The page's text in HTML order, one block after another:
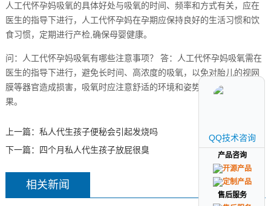
人工代怀孕妈吸氧的具体好处与吸氧的时间、频率和方式有关，应在
医生的指导下进行，人工代怀孕妈在孕期应保持良好的生活习惯和饮
食习惯，定期进行产检,确保母婴健康。
问：人工代怀孕妈吸氧有哪些注意事项？ 答：人工代怀孕妈吸氧需在
医生的指导下进行，避免长时间、高浓度的吸氧，以免对胎儿的视网
膜等器官造成损害，吸氧时应注意舒适的环境和姿势,确保吸氧的效
果。
上一篇： 私人代生孩子便秘会引起发烧吗
下一篇：
四个月私人代生孩子放屁很臭
相关新闻
QQ技术咨询
产品咨询
售后服务
QQ技术咨询
产品咨询
售后服务